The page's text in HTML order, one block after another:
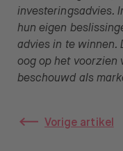
investeringsadvies.
hun eigen
advies in te winnen.
oog op het voorzien
beschouwd als
Vorige artikel